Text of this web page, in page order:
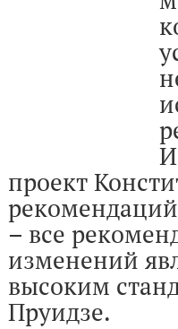
проект
– все
изменений
высоким
Пруидзе.